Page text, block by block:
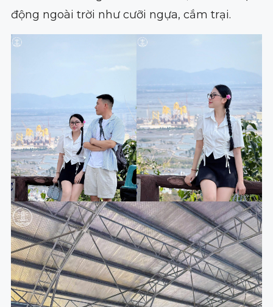
động ngoài trời như cưỡi ngựa, cắm trại.